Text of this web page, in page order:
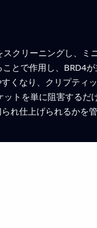
クリーニングし、ミ
とで作用し、BRD4
くなり、クリプティ
トを単に阻害するだ
れ仕上げられるかを